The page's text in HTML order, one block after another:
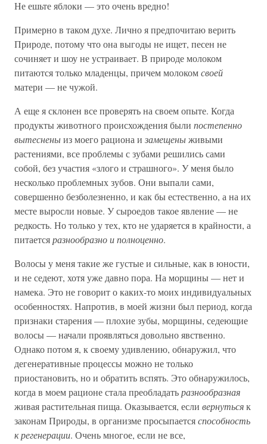
Не ешьте яблоки — это очень вредно!
Примерно в таком духе. Лично я предпочитаю верить
Природе, потому что она выгоды не ищет, песен не
сочиняет и шоу не устраивает. В природе молоком
питаются только младенцы, причем молокомсвоей
матери — не чужой.
А еще я склонен все проверять на своем опыте. Когда
продукты животного происхождения были постепенно
вытесненыиз моего рациона и замещеныживыми
растениями, все проблемы с зубами решились сами
собой, без участия «злого и страшного». У меня было
несколько проблемных зубов. Они выпали сами,
совершенно безболезненно, и как бы естественно, а на их
месте выросли новые. У сыроедов такое явление — не
редкость. Но только у тех, кто не ударяется в крайности, а
питаетсяразнообразно и полноценно.
Волосы у меня такие же густые и сильные, как в юности,
и не седеют, хотя уже давно пора. На морщины — нет и
намека. Это не говорит о каких-то моих индивидуальных
особенностях. Напротив, в моей жизни был период, когда
признаки старения — плохие зубы, морщины, седеющие
волосы — начали проявляться довольно явственно.
Однако потом я, к своему удивлению, обнаружил, что
дегенеративные процессы можно не только
приостановить, но и обратить вспять. Это обнаружилось,
когда в моем рационе стала преобладатьразнообразная
живая растительная пища. Оказывается, если вернутьсяк
законам Природы, в организме просыпаетсяспособность
к регенерации. Очень многое, если не все,